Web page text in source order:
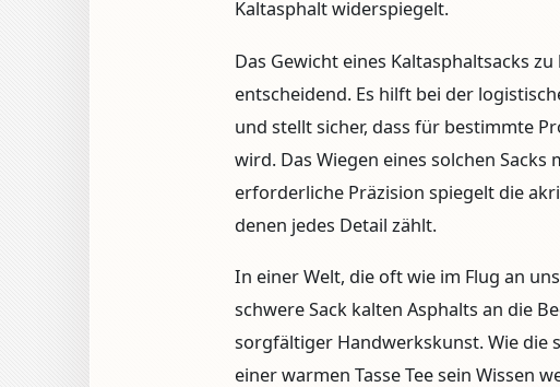
Kaltasphalt widerspiegelt.
Das Gewicht eines Kaltasphaltsacks
entscheidend. Es hilft bei der
und stellt sicher, dass für bestimmte
wird. Das Wiegen eines solchen
erforderliche Präzision spiegelt die
denen jedes Detail zählt.
In einer Welt, die oft wie im Flug an
schwere Sack kalten Asphalts an die
sorgfältiger Handwerkskunst. Wie die
einer warmen Tasse Tee sein Wissen